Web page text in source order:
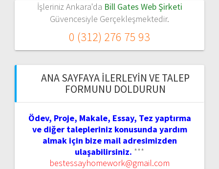
İşleriniz Ankara'da Bill Gates Web Şirketi
Güvencesiyle Gerçekleşmektedir.
0 (312) 276 75 93
ANA SAYFAYA İLERLEYIN VE TALEP
FORMUNU DOLDURUN
Ödev, Proje, Makale, Essay, Tez yaptırma
ve diğer talepleriniz konusunda yardım
almak için bize mail adresimizden
ulaşabilirsiniz. ***
bestessayhomework@gmail.com